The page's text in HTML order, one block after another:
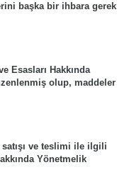
başka bir ihbara gerek
Esasları Hakkında
olup, maddeler
satışı ve teslimi ile ilgili
Yönetmelik